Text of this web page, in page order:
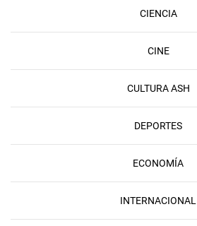
CIENCIA
CINE
CULTURA ASH
DEPORTES
ECONOMÍA
INTERNACIONAL